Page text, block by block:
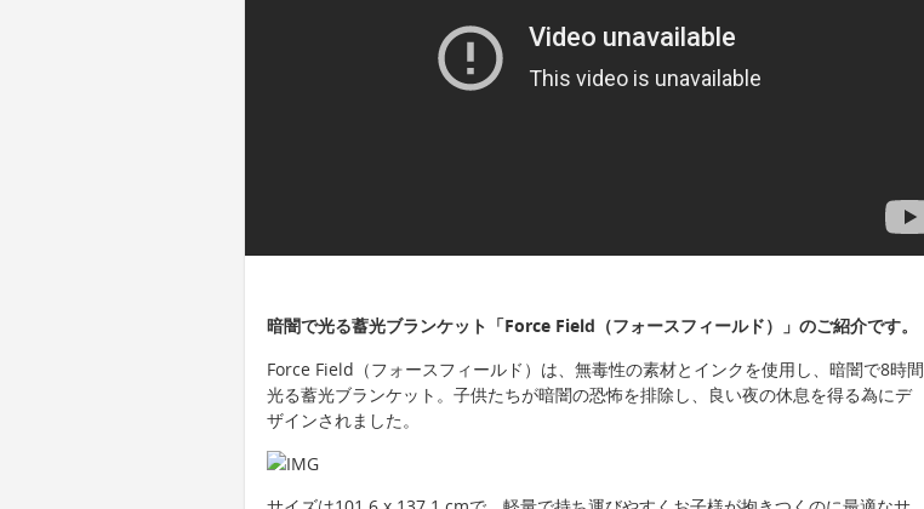
暗闇で光る蓄光ブランケット「Force Field（フォースフィールド）」のご紹介です。
Force Field（フォースフィールド）は、無毒性の素材とインクを使用し、暗闇で8時間
光る蓄光ブランケット。子供たちが暗闇の恐怖を排除し、良い夜の休息を得る為にデ
ザインされました。